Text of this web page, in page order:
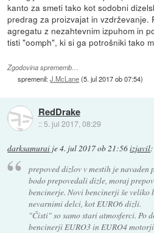
kanto za smeti tako kot sodobni
predrag za proizvajat in vzdrževanje.
agregatu z nezahtevnim izpuhom in
tisti "oomph", ki si ga potrošniki tako
Zgodovina sprememb…
spremenil:J.McLane(5. jul 2017 ob 07:54)
RedDrake
:: 5. jul 2017, 08:29
darksamurai je4. jul 2017 ob 21:56izjavil:
prepoved dizlov v mestih je
bodo prepovedali dizle, moraj
bencinerje. Novi bencinerji še veliko
nevarnimi delci, kot EURO6 dizli.
"Čisti" so samo stari atmosferci. Po
bencinerji EURO3 in EURO4